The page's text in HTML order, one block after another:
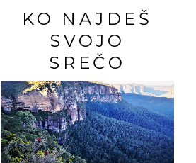
KO NAJDEŠ
SVOJO
SREČO